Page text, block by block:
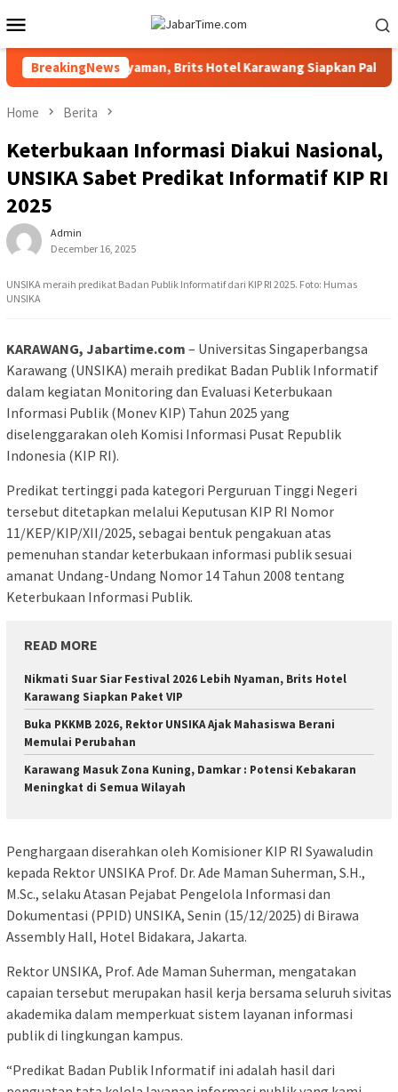
to
contentMenu
BreakingNews
2026 Lebih Nyaman, Brits Hotel Karawang Siapkan Paket VIP
Home Berita
Keterbukaan Informasi Diakui Nasional,
UNSIKA Sabet Predikat Informatif KIP RI
2025
Admin
December 16, 2025
UNSIKA meraih predikat Badan Publik Informatif dari KIP RI 2025. Foto: Humas
UNSIKA
KARAWANG, Jabartime.com – Universitas Singaperbangsa
Karawang (UNSIKA) meraih predikat Badan Publik Informatif
dalam kegiatan Monitoring dan Evaluasi Keterbukaan
Informasi Publik (Monev KIP) Tahun 2025 yang
diselenggarakan oleh Komisi Informasi Pusat Republik
Indonesia (KIP RI).
Predikat tertinggi pada kategori Perguruan Tinggi Negeri
tersebut ditetapkan melalui Keputusan KIP RI Nomor
11/KEP/KIP/XII/2025, sebagai bentuk pengakuan atas
pemenuhan standar keterbukaan informasi publik sesuai
amanat Undang-Undang Nomor 14 Tahun 2008 tentang
Keterbukaan Informasi Publik.
READ MORE
Nikmati Suar Siar Festival 2026 Lebih Nyaman, Brits Hotel
Karawang Siapkan Paket VIP
Buka PKKMB 2026, Rektor UNSIKA Ajak Mahasiswa Berani
Memulai Perubahan
Karawang Masuk Zona Kuning, Damkar : Potensi Kebakaran
Meningkat di Semua Wilayah
Penghargaan diserahkan oleh Komisioner KIP RI Syawaludin
kepada Rektor UNSIKA Prof. Dr. Ade Maman Suherman, S.H.,
M.Sc., selaku Atasan Pejabat Pengelola Informasi dan
Dokumentasi (PPID) UNSIKA, Senin (15/12/2025) di Birawa
Assembly Hall, Hotel Bidakara, Jakarta.
Rektor UNSIKA, Prof. Ade Maman Suherman, mengatakan
capaian tersebut merupakan hasil kerja bersama seluruh sivitas
akademika dalam memperkuat sistem layanan informasi
publik di lingkungan kampus.
“Predikat Badan Publik Informatif ini adalah hasil dari